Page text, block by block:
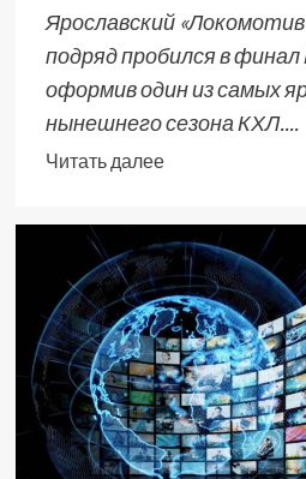
Ярославский
подряд пробился в финал
оформив один из самых
нынешнего сезона КХЛ....
Читать далее